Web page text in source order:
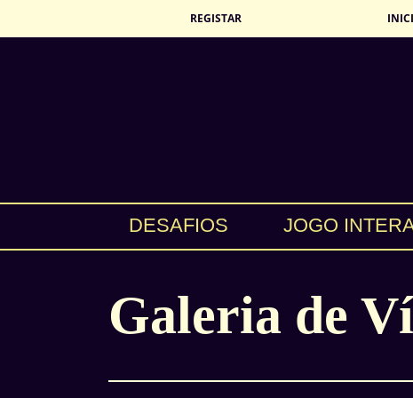
REGISTAR
DESAFIOS JOGO
Galeria de